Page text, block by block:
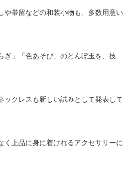
や帯留などの和装小物も、多数用意い
ぎ」「色あそび」のとんぼ玉を、技
ックレスも新しい試みとして発表して
く上品に身に着けれるアクセサリーに